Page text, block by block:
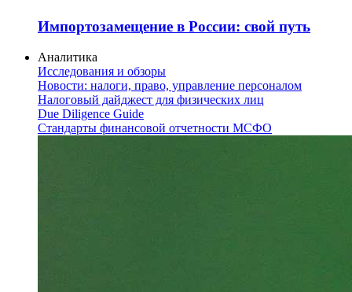
Импортозамещение в России: свой путь
Аналитика
Исследования и обзоры
Новости: налоги, право, управление персоналом
Налоговый дайджест для физических лиц
Due Diligence Guide
Стандарты финансовой отчетности МСФО